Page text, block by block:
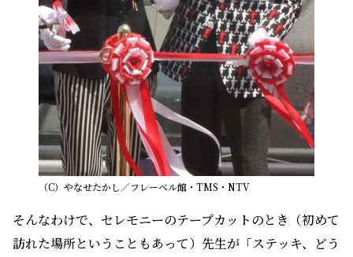
（C）やなせたかし／フレーベル館・TMS・NTV
そんなわけで、セレモニーのテープカットのとき（初めて
訪れた場所ということもあって）先生が「ステッキ、どう